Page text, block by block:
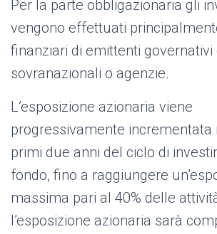
Per la parte obbligazionaria gli
vengono effettuati
finanziari di emittenti governativi
sovranazionali o agenzie.
L’esposizione azionaria viene
progressivamente incrementata
primi due anni del ciclo di
fondo, fino a raggiungere
massima pari al 40% delle
l’esposizione azionaria sarà